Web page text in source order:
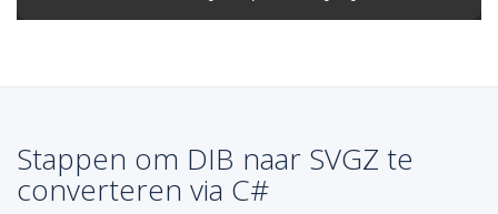
Stappen om DIB naar SVGZ te
converteren via C#